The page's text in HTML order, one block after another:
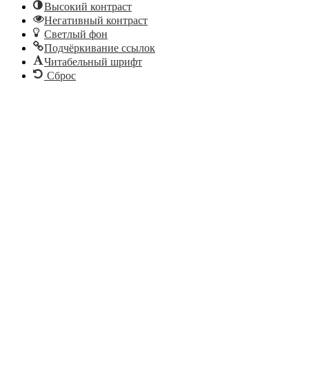
Высокий контраст
Негативный контраст
Светлый фон
Подчёркивание ссылок
Читабельный шрифт
Сброс